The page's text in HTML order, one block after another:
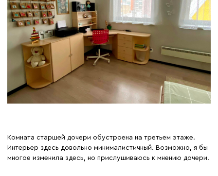
Комната старшей дочери обустроена на третьем этаже.
Интерьер здесь довольно минималистичный. Возможно, я бы
многое изменила здесь, но прислушиваюсь к мнению дочери.